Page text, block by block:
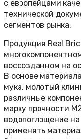
с европейцами
технической
сегментов рынка.
Продукция Real
воссозданном на
В основе
мука, молотый
различные
марку прочности
водопоглощение
применять